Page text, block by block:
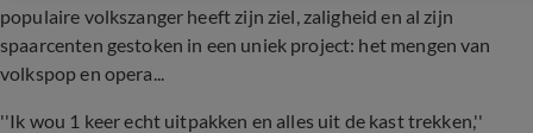
populaire volkszanger heeft zijn ziel, zaligheid en al zijn
spaarcenten gestoken in een uniek project: het mengen van
volkspop en opera...
''Ik wou 1 keer echt uitpakken en alles uit de kast trekken,''